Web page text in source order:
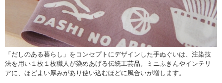
「だしのある暮らし」をコンセプトにデザインした手ぬぐいは、注染技
法を用い１枚１枚職人が染めあげる伝統工芸品。ミニふきんやインテリ
アに、ほどよい厚みがあり使い込むほどに風合いが増します。